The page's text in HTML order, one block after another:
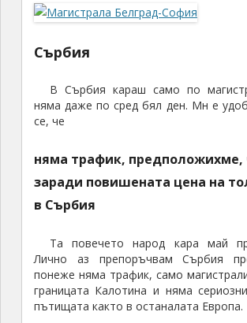
Сърбия
В Сърбия караш само по
няма даже по сред бял ден. Мн е
се, че
няма трафик, предположихме,
заради повишената цена на
в Сърбия
Та повечето народ кара май
Лично аз препоръчвам Сърбия
понеже няма трафик, само
границата Калотина и няма
пътищата както в останалата Европа.